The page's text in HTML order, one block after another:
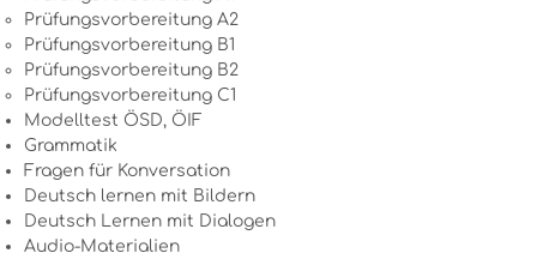
Prüfungsvorbereitung A2
Prüfungsvorbereitung B1
Prüfungsvorbereitung B2
Prüfungsvorbereitung C1
Modelltest ÖSD, ÖIF
Grammatik
Fragen für Konversation
Deutsch lernen mit Bildern
Deutsch Lernen mit Dialogen
Audio-Materialien